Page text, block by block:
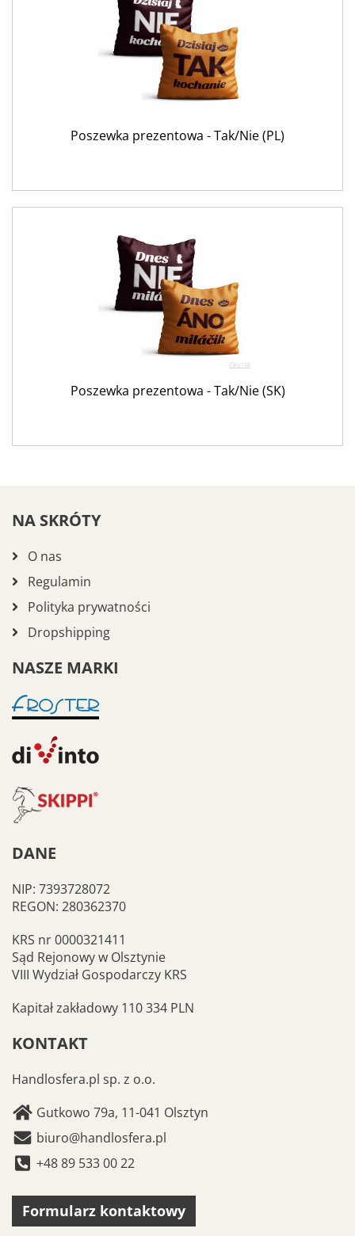
Poszewka prezentowa - Tak/Nie (PL)
Poszewka prezentowa - Tak/Nie (SK)
NA SKRÓTY
O nas
Regulamin
Polityka prywatności
Dropshipping
NASZE MARKI
DANE
NIP: 7393728072
REGON: 280362370
KRS nr 0000321411
Sąd Rejonowy w Olsztynie
VIII Wydział Gospodarczy KRS
Kapitał zakładowy 110 334 PLN
KONTAKT
Handlosfera.pl sp. z o.o.
Gutkowo 79a, 11-041 Olsztyn
biuro@handlosfera.pl
+48 89 533 00 22
Formularz kontaktowy